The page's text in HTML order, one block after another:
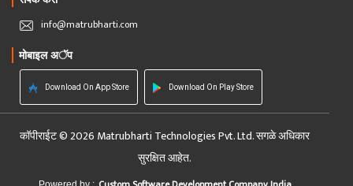
info@matrubharti.com
मोबाइल अॅप
Download On App Store Download On Play Store
कॉपीराईट © 2026 Matrubharti Technologies Pvt. Ltd. सगळे अधिकार
सुरक्षित आहेत.